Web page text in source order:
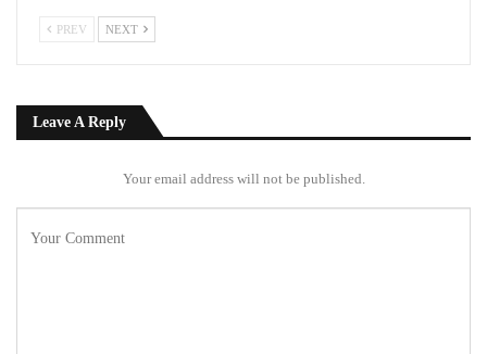
PREV NEXT
Leave A Reply
Your email address will not be published.